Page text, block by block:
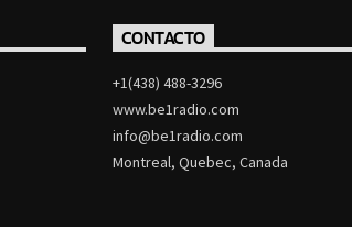
CONTACTO
+1(438) 488-3296
www.be1radio.com
info@be1radio.com
Montreal, Quebec, Canada